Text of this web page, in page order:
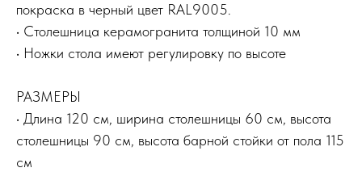
покраска в черный цвет RAL9005.
• Столешница керамогранита толщиной 10 мм
• Ножки стола имеют регулировку по высоте
РАЗМЕРЫ
• Длина 120 см, ширина столешницы 60 см, высота
столешницы 90 см, высота барной стойки от пола 115
см